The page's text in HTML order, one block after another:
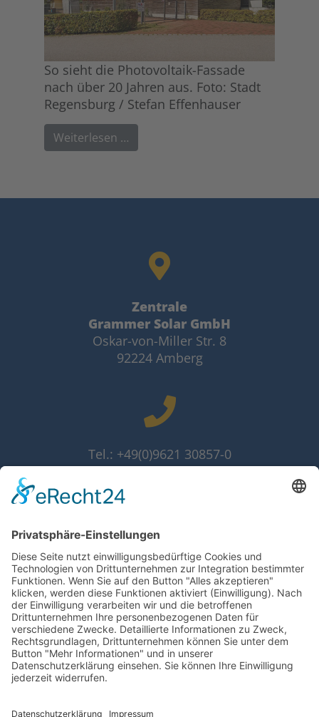
So sieht die Photovoltaik-Fassade
nach über 20 Jahren aus. Foto: Stadt
Regensburg / Stefan Effenhauser
Weiterlesen …
Zentrale
Grammer Solar GmbH
Oskar-von-Miller Str. 8
92224 Amberg
Tel.: +49(0)9621 30857-0
Fax: +49(0)9621 30857-10
info@grammer-solar.de
www.grammer-solar.com
Datenschutzerklärung